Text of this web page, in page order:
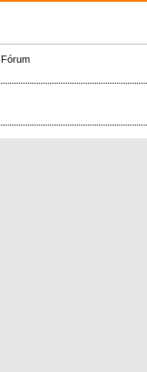
Fórum